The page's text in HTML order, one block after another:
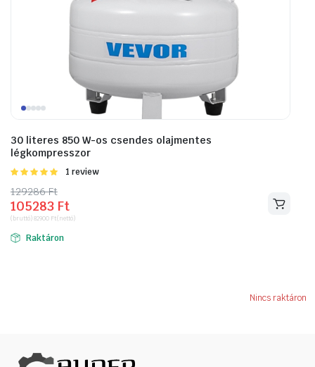
30 literes 850 W-os csendes olajmentes
légkompresszor
Értékelés:
1 review
129286Ft
Original
price
was:
129286 Ft.
105283 Ft
Current
price
is:
105283 Ft.
(bruttó)82900 Ft(nettó)
Raktáron
Nincs raktáron